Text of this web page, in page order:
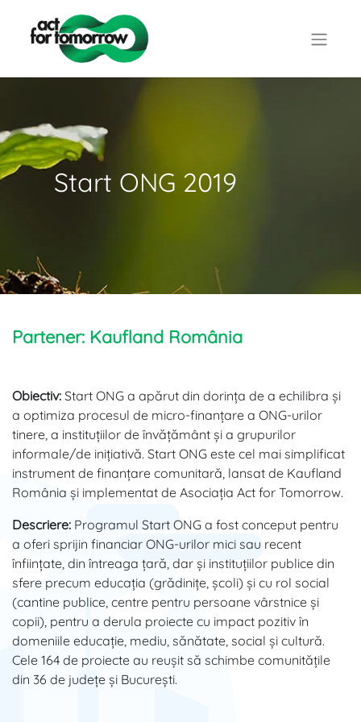
Start ONG 2019
Partener: Kaufland România
Obiectiv: Start ONG a apărut din dorința de a echilibra și
a optimiza procesul de micro-finanțare a ONG-urilor
tinere, a instituțiilor de învățământ și a grupurilor
informale/de inițiativă. Start ONG este cel mai simplificat
instrument de finanțare comunitară, lansat de Kaufland
România și implementat de Asociația Act for Tomorrow.
Descriere: Programul Start ONG a fost conceput pentru
a oferi sprijin financiar ONG-urilor mici sau recent
înființate, din întreaga țară, dar și instituțiilor publice din
sfere precum educația (grădinițe, școli) și cu rol social
(cantine publice, centre pentru persoane vârstnice și
copii), pentru a derula proiecte cu impact pozitiv în
domeniile educație, mediu, sănătate, social și cultură.
Cele 164 de proiecte au reușit să schimbe comunitățile
din 36 de județe și București.